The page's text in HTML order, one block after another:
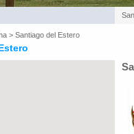
> Santiago del Estero